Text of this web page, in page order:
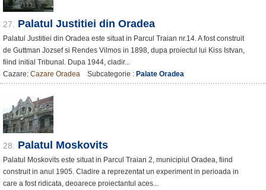
27. Palatul Justitiei din Oradea
Palatul Justitiei din Oradea este situat in Parcul Traian nr.14. A fost construit
de Guttman Jozsef si Rendes Vilmos in 1898, dupa proiectul lui Kiss Istvan,
fiind initial Tribunal. Dupa 1944, cladir...
Cazare: Cazare Oradea Subcategorie : Palate Oradea
28. Palatul Moskovits
Palatul Moskovits este situat in Parcul Traian 2, municipiul Oradea, fiind
construit in anul 1905. Cladire a reprezentat un experiment in perioada in
care a fost ridicata, deoarece proiectantul aces...